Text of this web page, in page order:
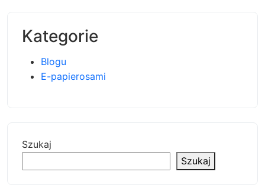
Kategorie
Blogu
E-papierosami
Szukaj
Szukaj